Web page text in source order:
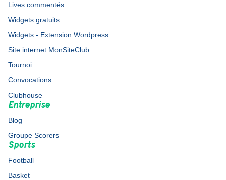
Lives commentés
Widgets gratuits
Widgets - Extension Wordpress
Site internet MonSiteClub
Tournoi
Convocations
Clubhouse
Entreprise
Blog
Groupe Scorers
Sports
Football
Basket